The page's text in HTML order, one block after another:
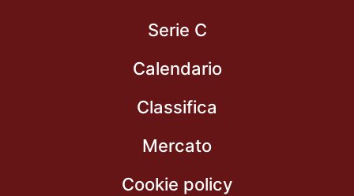
Serie C
Calendario
Classifica
Mercato
Cookie policy